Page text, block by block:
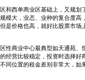
西单商业区基础上，又规划
模大，业态、业种的复合度高
是价格也高，就好比股票市场
商业中心最典型如天通苑、
经营比较稳定，投资时选择好
同位置的租金差别非常大，如